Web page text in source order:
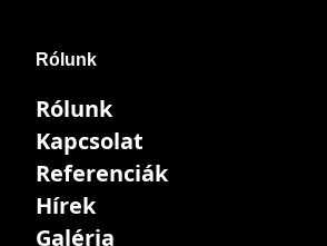
Rólunk
Rólunk
Kapcsolat
Referenciák
Hírek
Galéria